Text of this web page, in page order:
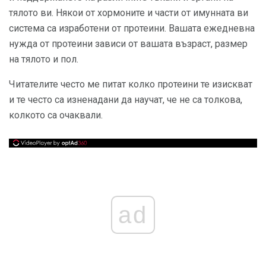
тялото ви. Някои от хормоните и части от имунната ви
система са изработени от протеини. Вашата ежедневна
нужда от протеини зависи от вашата възраст, размер
на тялото и пол.
Читателите често ме питат колко протеини те изискват
и те често са изненадани да научат, че не са толкова,
колкото са очаквали.
ad